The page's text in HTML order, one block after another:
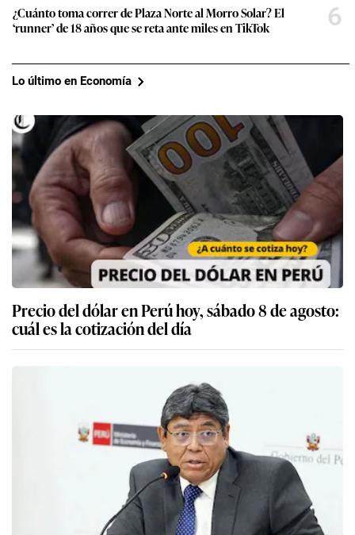
¿Cuánto toma correr de Plaza Norte al Morro Solar? El
‘runner’ de 18 años que se reta ante miles en TikTok
6
Lo último en Economía
Precio del dólar en Perú hoy, sábado 8 de agosto:
cuál es la cotización del día